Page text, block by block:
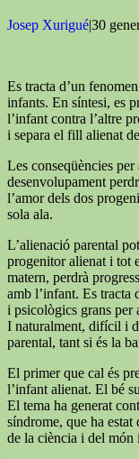
Josep Xurigué|30
Es tracta d’un
infants. En síntesi, es
l’infant contra l’altre
i separa el fill alienat
Les conseqüències
desenvolupament
l’amor dels dos
sola ala.
L’alienació parental
progenitor alienat i tot
matern, perdrà
amb l’infant. Es tracta
i psicològics grans per
I naturalment, difícil i
parental, tant si és la
El primer que cal és
l’infant alienat. El bé
El tema ha generat
síndrome, que ha
de la ciència i del món